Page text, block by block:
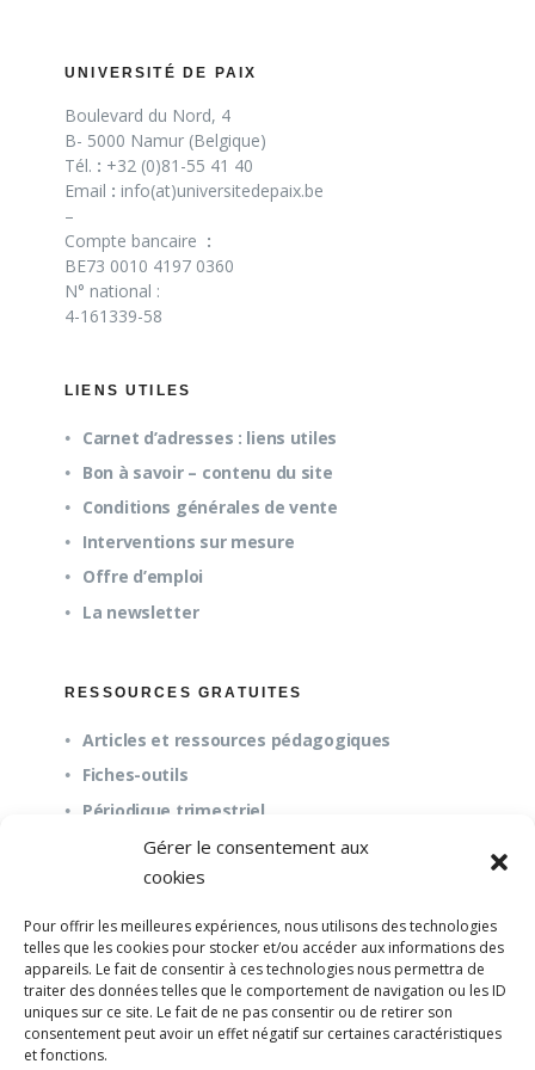
Gérer le consentement aux
cookies
Pour offrir les meilleures expériences, nous utilisons des technologies
telles que les cookies pour stocker et/ou accéder aux informations des
appareils. Le fait de consentir à ces technologies nous permettra de
traiter des données telles que le comportement de navigation ou les ID
uniques sur ce site. Le fait de ne pas consentir ou de retirer son
consentement peut avoir un effet négatif sur certaines caractéristiques
et fonctions.
UNIVERSITÉ DE PAIX
Boulevard du Nord, 4
B- 5000 Namur (Belgique)
Tél. : +32 (0)81-55 41 40
Email : info(at)universitedepaix.be
–
Compte bancaire :
BE73 0010 4197 0360
N° national :
4-161339-58
LIENS UTILES
Carnet d’adresses : liens utiles
Bon à savoir – contenu du site
Conditions générales de vente
Interventions sur mesure
Offre d’emploi
La newsletter
RESSOURCES GRATUITES
Articles et ressources pédagogiques
Fiches-outils
Périodique trimestriel
À propos
Questions fréquentes (FAQ)
Mission et pédagogie